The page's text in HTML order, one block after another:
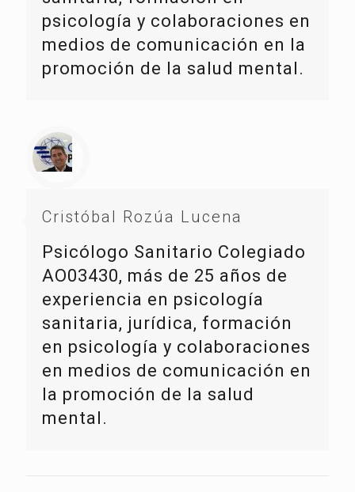
psicología y colaboraciones en
medios de comunicación en la
promoción de la salud mental.
Cristóbal Rozúa Lucena
Psicólogo Sanitario Colegiado
AO03430, más de 25 años de
experiencia en psicología
sanitaria, jurídica, formación
en psicología y colaboraciones
en medios de comunicación en
la promoción de la salud
mental.